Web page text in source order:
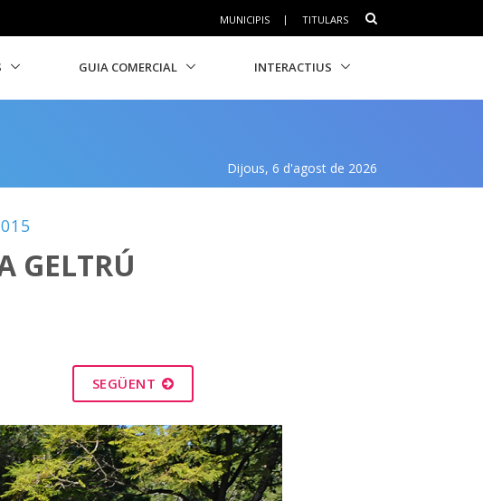
MUNICIPIS | TITULARS
GUIA COMERCIAL INTERACTIUS
Dijous, 6 d'agost de 2026
GELTRÚ
SEGÜENT